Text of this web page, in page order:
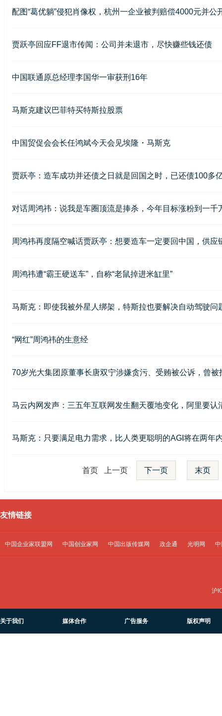
配图“葛优躺”侵犯肖像权，杭州一企业被判赔偿4000元并公
贾跃亭回应FF退市传闻：公司并未退市，尽快赚些钱还债
中国联通原总经理李国华一审获刑16年
马斯克建议巴菲特买特斯拉股票
中国贸促会会长任鸿斌今天会见埃隆・马斯克
贾跃亭：造车成功并还债之日就是回国之时，已还债100多
对话周鸿祎：说我是车圈顶流是捧杀，今年目标涨粉到一千
周鸿祎再度隔空喊话贾跃亭：想要造车一定要回中国，供应
周鸿祎遭“霸王硬送车”，自称“老鼠掉进米缸里”
马斯克：即使我被外星人绑架，特斯拉也要解决自动驾驶问
“网红”周鸿祎的生意经
70岁光大集团原董事长唐双宁涉嫌贪污、受贿被公诉，曾被
马云内网发声：三五年互联网发生翻天覆地变化，阿里要认
马斯克：只要满足电力需求，比人类更聪明的AGI将在两年
首页 上一页 下一页 末页
友情链接
中国企业家联盟网 中国创业家网 中国出版传媒网 政企通 光明网
沪
关于我们 媒体合作 广告服务 版权声明